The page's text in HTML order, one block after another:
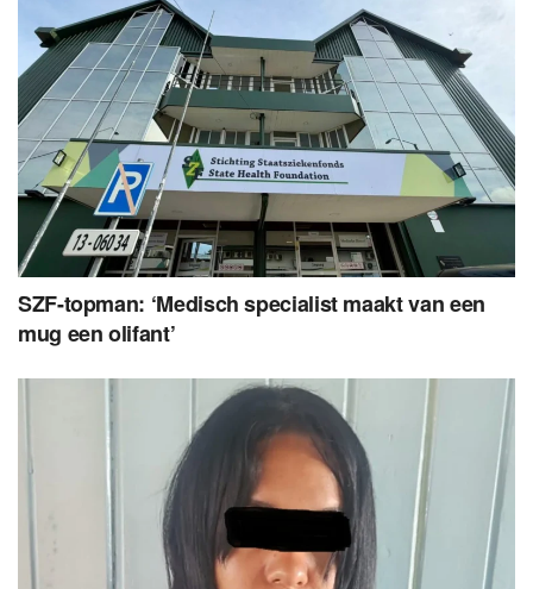
SZF-topman: ‘Medisch specialist maakt van een
mug een olifant’